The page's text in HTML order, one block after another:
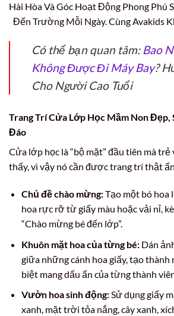
Hài Hòa Và Góc Hoạt Động Phong Phú
Đến Trường Mỗi Ngày. Cùng Avakids
Có thể bạn quan tâm: Bao
Không Được Đi Máy Bay?
Cho Người Cao Tuổi
Trang Trí Cửa Lớp Học Mầm Non Đẹp,
Đáo
Cửa lớp học là “bộ mặt” đầu tiên mà trẻ
thấy, vì vậy nó cần được trang trí thật
Chủ đề chào mừng:Tạo một bó hoa
hoa rực rỡ từ giấy màu hoặc vải nỉ,
“Chào mừng bé đến lớp”.
Khuôn mặt hoa của từng bé:Dán
giữa những cánh hoa giấy, tạo
biệt mang dấu ấn của từng thành
Vườn hoa sinh động:Sử dụng giấy
xanh, mặt trời tỏa nắng, cây xanh,